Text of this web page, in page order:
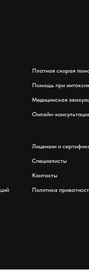
Платная скорая
Помощь при
Медицинская
Онлайн-
Лицензии и
Специалисты
Контакты
Политика